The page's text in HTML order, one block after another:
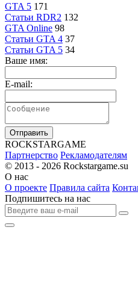
GTA 5 171
Статьи RDR2 132
GTA Online 98
Статьи GTA 4 37
Статьи GTA 5 34
Ваше имя:
E-mail:
Отправить
ROCKSTARGAME
Партнерство Рекламодателям
© 2013 - 2026 Rockstargame.su
О нас
О проекте Правила сайта
Подпишитесь на нас